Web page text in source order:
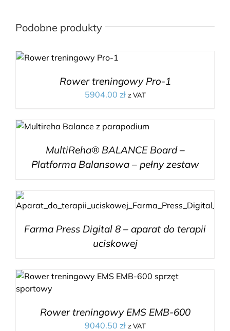
Podobne produkty
Rower treningowy Pro-1
5904.00 zł z VAT
MultiReha® BALANCE Board –
Platforma Balansowa – pełny zestaw
Farma Press Digital 8 – aparat do terapii
uciskowej
Rower treningowy EMS EMB-600
9040.50 zł z VAT